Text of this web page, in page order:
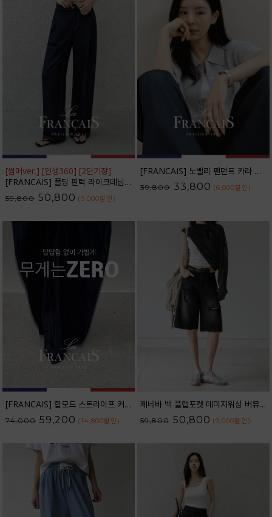
[썸머ver.] [인생360] [2단기장]
[FRANCAIS] 폴딩 핀턱 라이크데님 와이드 팬츠(여름VER.)_F6H444PT
59,800 50,800 (9,000할인 )
[FRANCAIS] 노벨리 팬던트 카라 니트 가디건_F6S254CA
39,800 33,800 (6,000할인 )
[FRANCAIS] 힙모드 스트라이프 커브라인 와이드 데님팬츠_62DP2584
74,000 59,200 (14,800할인 )
제네바 백 플랩포켓 데미지워싱 버뮤다 데님 팬츠_62PT2564
59,800 50,800 (9,000할인 )